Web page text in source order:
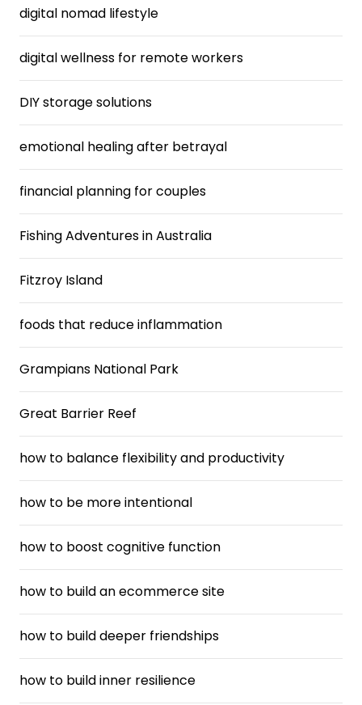
digital nomad lifestyle
digital wellness for remote workers
DIY storage solutions
emotional healing after betrayal
financial planning for couples
Fishing Adventures in Australia
Fitzroy Island
foods that reduce inflammation
Grampians National Park
Great Barrier Reef
how to balance flexibility and productivity
how to be more intentional
how to boost cognitive function
how to build an ecommerce site
how to build deeper friendships
how to build inner resilience